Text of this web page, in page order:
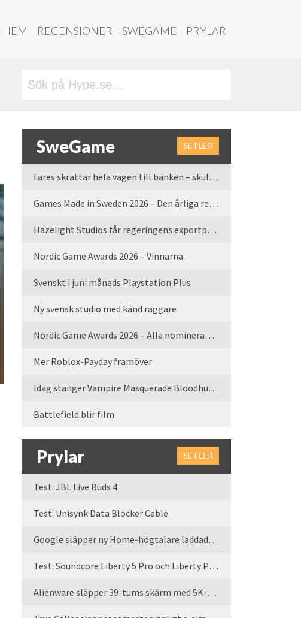
HEM RECENSIONER SWEGAME PRYLAR
SweGame SE FLER
Fares skrattar hela vägen till banken – skulle vi tro
Games Made in Sweden 2026 – Den årliga rean är tillbaka
Hazelight Studios får regeringens exportpris 2025
Nordic Game Awards 2026 – Vinnarna
Svenskt i juni månads Playstation Plus
Ny svensk studio med känd raggare
Nordic Game Awards 2026 – Alla nominerade spel
Mer Roblox-Payday framöver
Idag stänger Vampire Masquerade Bloodhunt servrarna
Battlefield blir film
Prylar SE FLER
Test: JBL Live Buds 4
Test: Unisynk Data Blocker Cable
Google släpper ny Home-högtalare laddad med Gemini
Test: Soundcore Liberty 5 Pro och Liberty Pro Max
Alienware släpper 39-tums skärm med 5K-upplösning